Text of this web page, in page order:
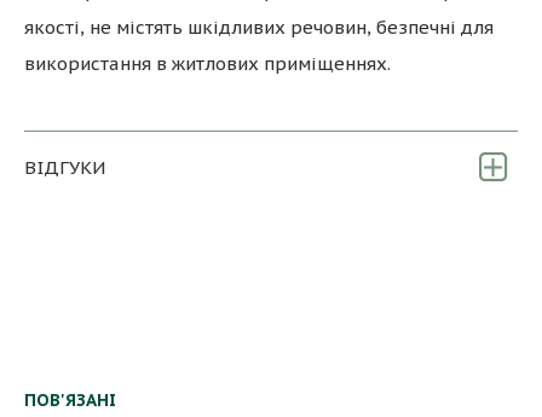
якості, не містять шкідливих речовин, безпечні для
використання в житлових приміщеннях.
ВІДГУКИ
ПОВ'ЯЗАНІ